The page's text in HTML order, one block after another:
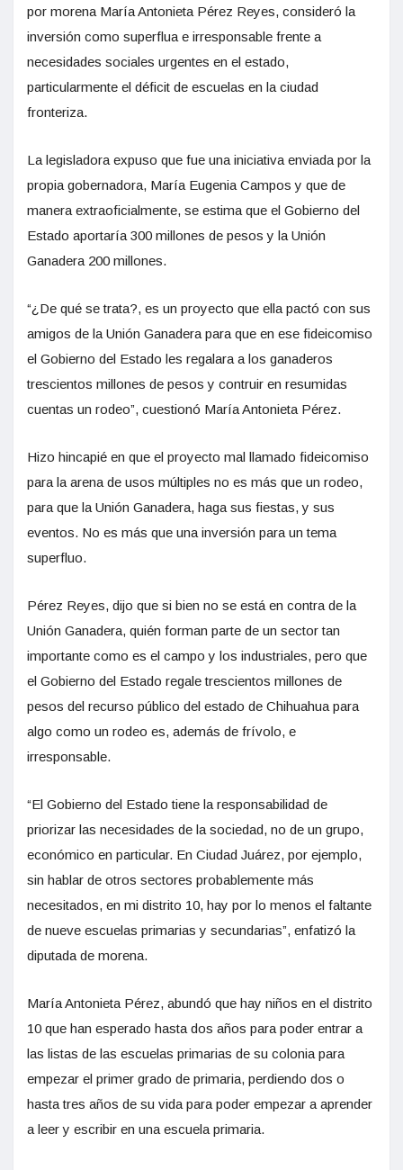
por morena María Antonieta Pérez Reyes, consideró la
inversión como superflua e irresponsable frente a
necesidades sociales urgentes en el estado,
particularmente el déficit de escuelas en la ciudad
fronteriza.
La legisladora expuso que fue una iniciativa enviada por la
propia gobernadora, María Eugenia Campos y que de
manera extraoficialmente, se estima que el Gobierno del
Estado aportaría 300 millones de pesos y la Unión
Ganadera 200 millones.
“¿De qué se trata?, es un proyecto que ella pactó con sus
amigos de la Unión Ganadera para que en ese fideicomiso
el Gobierno del Estado les regalara a los ganaderos
trescientos millones de pesos y contruir en resumidas
cuentas un rodeo”, cuestionó María Antonieta Pérez.
Hizo hincapié en que el proyecto mal llamado fideicomiso
para la arena de usos múltiples no es más que un rodeo,
para que la Unión Ganadera, haga sus fiestas, y sus
eventos. No es más que una inversión para un tema
superfluo.
Pérez Reyes, dijo que si bien no se está en contra de la
Unión Ganadera, quién forman parte de un sector tan
importante como es el campo y los industriales, pero que
el Gobierno del Estado regale trescientos millones de
pesos del recurso público del estado de Chihuahua para
algo como un rodeo es, además de frívolo, e
irresponsable.
“El Gobierno del Estado tiene la responsabilidad de
priorizar las necesidades de la sociedad, no de un grupo,
económico en particular. En Ciudad Juárez, por ejemplo,
sin hablar de otros sectores probablemente más
necesitados, en mi distrito 10, hay por lo menos el faltante
de nueve escuelas primarias y secundarias”, enfatizó la
diputada de morena.
María Antonieta Pérez, abundó que hay niños en el distrito
10 que han esperado hasta dos años para poder entrar a
las listas de las escuelas primarias de su colonia para
empezar el primer grado de primaria, perdiendo dos o
hasta tres años de su vida para poder empezar a aprender
a leer y escribir en una escuela primaria.